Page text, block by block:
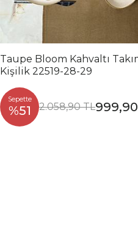
Taupe Bloom Kahvaltı
Kişilik 22519-28-29
Sepette
%51 2.058,90 TL